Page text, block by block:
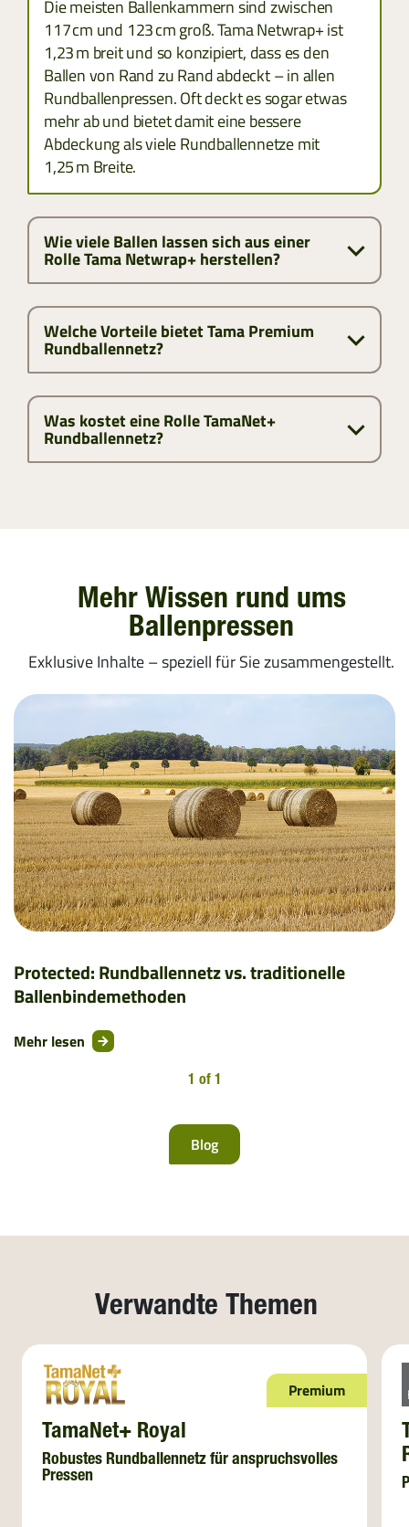
Die meisten Ballenkammern sind zwischen
117 cm und 123 cm groß. Tama Netwrap+ ist
1,23 m breit und so konzipiert, dass es den
Ballen von Rand zu Rand abdeckt – in allen
Rundballenpressen. Oft deckt es sogar etwas
mehr ab und bietet damit eine bessere
Abdeckung als viele Rundballennetze mit
1,25 m Breite.
Wie viele Ballen lassen sich aus einer
Rolle Tama Netwrap+ herstellen?
Welche Vorteile bietet Tama Premium
Rundballennetz?
Was kostet eine Rolle TamaNet+
Rundballennetz?
Mehr Wissen rund ums
Ballenpressen
Exklusive Inhalte – speziell für Sie zusammengestellt.
Protected: Rundballennetz vs. traditionelle
Ballenbindemethoden
Mehr lesen
1 of 1
Blog
Verwandte Themen
Premium
TamaNet+ Royal
Robustes Rundballennetz für anspruchsvolles
Pressen